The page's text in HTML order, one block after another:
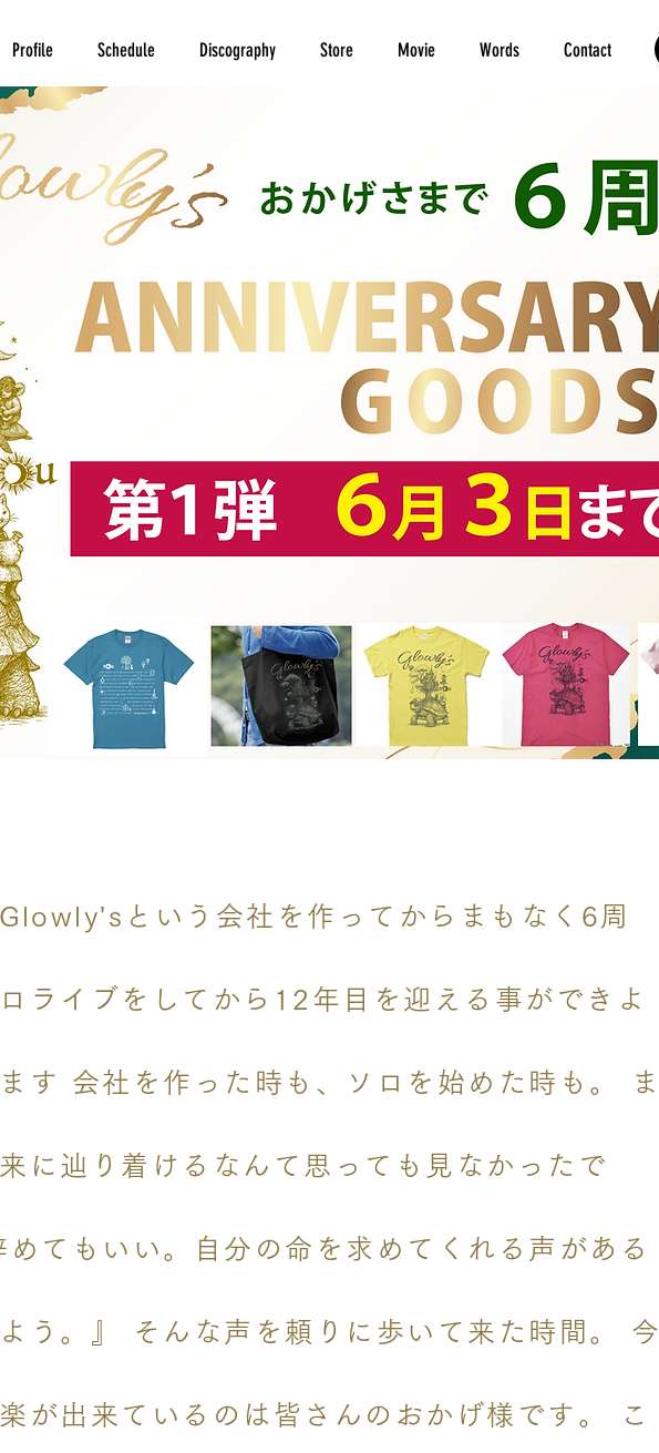
Profile Schedule Discography Store Movie Words Contact
という会社を作ってからまもなく6周
ライブをしてから12年目を迎える事ができよ
す 会社を作った時も、ソロを始めた時も。 ま
に辿り着けるなんて思っても見なかったで
てもいい。自分の命を求めてくれる声がある
う。』 そんな声を頼りに歩いて来た時間。 今
が出来ているのは皆さんのおかげ様です。 こ